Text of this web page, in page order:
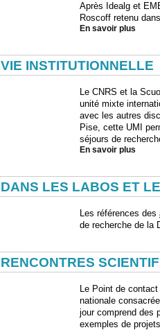
Après Idealg et
Roscoff retenu
En savoir plus
VIE INSTITUTIONNELLE
Le CNRS et la
unité mixte
avec les autres
Pise, cette UMI
séjours de
En savoir plus
DANS LES LABOS ET
Les références des
de recherche de la
RENCONTRES
Le Point de
nationale
jour comprend des
exemples de